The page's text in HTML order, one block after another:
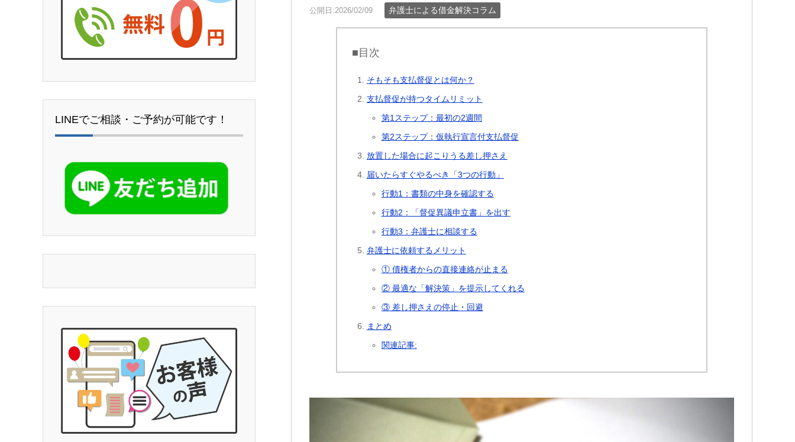
公開日:2026/02/09 弁護士による借金解決コラム
■目次
そもそも支払督促とは何か？
支払督促が持つタイムリミット
第1ステップ：最初の2週間
第2ステップ：仮執行宣言付支払督促
放置した場合に起こりうる差し押さえ
届いたらすぐやるべき「3つの行動」
行動1：書類の中身を確認する
行動2：「督促異議申立書」を出す
行動3：弁護士に相談する
弁護士に依頼するメリット
① 債権者からの直接連絡が止まる
② 最適な「解決策」を提示してくれる
③ 差し押さえの停止・回避
まとめ
関連記事:
LINEでご相談・ご予約が可能です！